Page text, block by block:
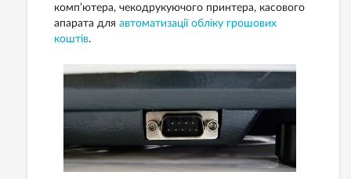
комп’ютера, чекодрукуючого принтера, касового
апарата для автоматизації обліку грошових
коштів.